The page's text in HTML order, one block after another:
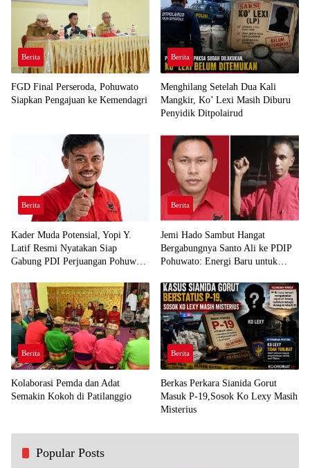
Berita
FGD Final Perseroda, Pohuwato
Siapkan Pengajuan ke Kemendagri
Berita
Menghilang Setelah Dua Kali
Mangkir, Ko’ Lexi Masih Diburu
Penyidik Ditpolairud
Berita
Kader Muda Potensial, Yopi Y.
Latif Resmi Nyatakan Siap
Gabung PDI Perjuangan Pohuwato
Berita
Jemi Hado Sambut Hangat
Bergabungnya Santo Ali ke PDIP
Pohuwato: Energi Baru untuk
Berita
Kolaborasi Pemda dan Adat
Semakin Kokoh di Patilanggio
Berita
Berkas Perkara Sianida Gorut
Masuk P-19,Sosok Ko Lexy Masih
Misterius
Popular Posts